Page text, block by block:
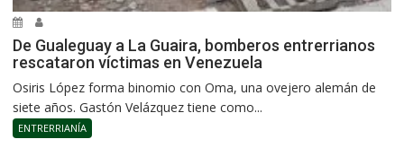
De Gualeguay a La Guaira, bomberos entrerrianos
rescataron víctimas en Venezuela
Osiris López forma binomio con Oma, una ovejero alemán de
siete años. Gastón Velázquez tiene como...
ENTRERRIANÍA